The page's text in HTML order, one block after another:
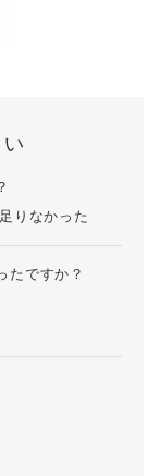
りなかった
たですか？